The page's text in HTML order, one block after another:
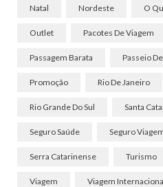
Natal Nordeste O
Outlet Pacotes De Viagem
Passagem Barata Passeio
Promoção Rio De Janeiro
Rio Grande Do Sul Santa
Seguro Saúde Seguro
Serra Catarinense Turismo
Viagem Viagem